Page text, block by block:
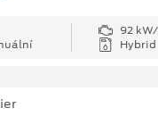
92
Hybrid